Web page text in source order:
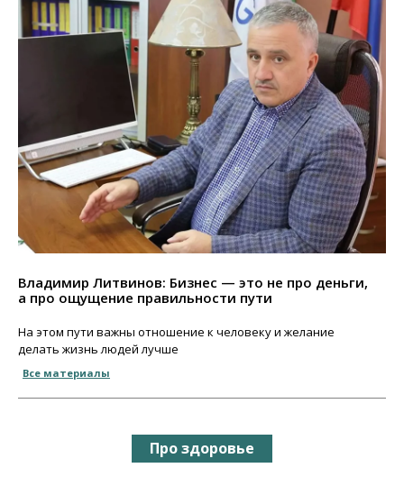
Владимир Литвинов: Бизнес — это не про деньги,
а про ощущение правильности пути
На этом пути важны отношение к человеку и желание
делать жизнь людей лучше
Все материалы
Про здоровье